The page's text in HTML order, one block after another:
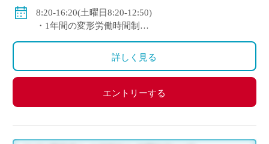
◇手当：各種有(例：担任手当30,800～34,200円/月)
◇保険：私学共済、雇用保険、労災保険
8:20-16:20(土曜日8:20-12:50)
・1年間の変形労働時間制
◇休日：第2土曜日、日曜日、祝日、その他学校スケ
詳しく見る
エントリーする